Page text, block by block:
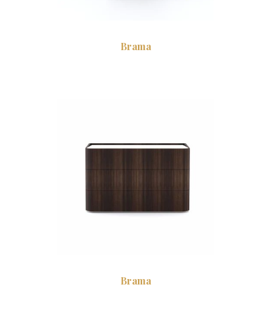
Brama
Brama